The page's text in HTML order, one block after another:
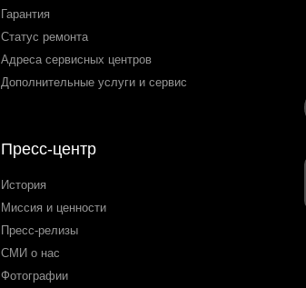
Гарантия
Статус ремонта
Адреса сервисных центров
Дополнительные услуги и сервис
Пресс-центр
История
Миссия и ценности
Пресс-релизы
СМИ о нас
Фотографии